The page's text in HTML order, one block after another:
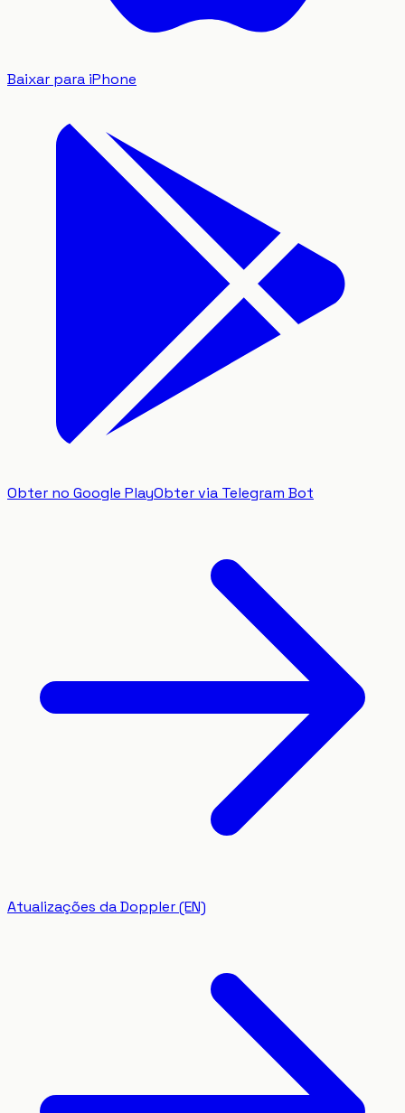
Baixar para iPhone
Obter no Google PlayObter via Telegram Bot
Atualizações da Doppler (EN)